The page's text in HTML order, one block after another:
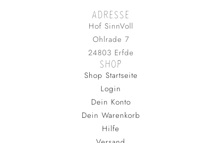
ADRESSE
Hof SinnVoll
Ohlrade 7
24803 Erfde
SHOP
Shop Startseite
Login
Dein Konto
Dein Warenkorb
Hilfe